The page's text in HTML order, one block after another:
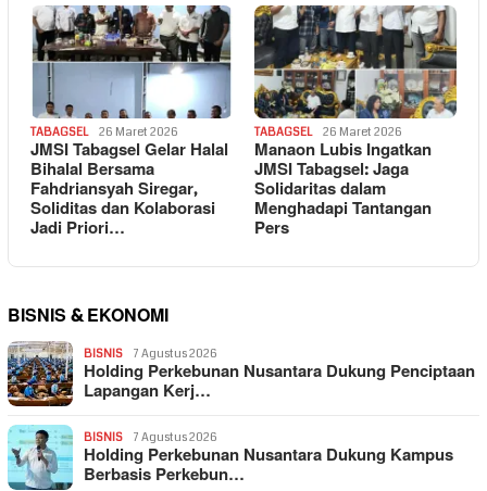
TABAGSEL 26 Maret 2026
JMSI Tabagsel Gelar Halal
Bihalal Bersama
Fahdriansyah Siregar,
Soliditas dan Kolaborasi
Jadi Priori…
TABAGSEL 26 Maret 2026
Manaon Lubis Ingatkan
JMSI Tabagsel: Jaga
Solidaritas dalam
Menghadapi Tantangan
Pers
BISNIS & EKONOMI
BISNIS 7 Agustus 2026
Holding Perkebunan Nusantara Dukung Penciptaan
Lapangan Kerj…
BISNIS 7 Agustus 2026
Holding Perkebunan Nusantara Dukung Kampus
Berbasis Perkebun…